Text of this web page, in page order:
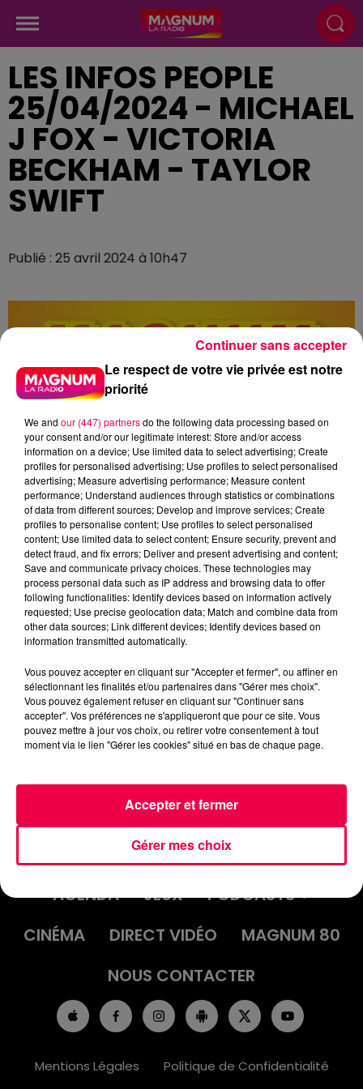
LES INFOS PEOPLE
25/04/2024 - MICHAEL
J FOX - VICTORIA
BECKHAM - TAYLOR
SWIFT
Publié : 25 avril 2024 à 10h47
podcasts/2024/04/Les-Infos-People-du-jeudi-25-
avril.mp3
INFOS
EMISSIONS
AGENDA
JEUX
PODCASTS
CINÉMA
DIRECT VIDÉO
MAGNUM 80
NOUS CONTACTER
Mentions Légales Politique de Confidentialité
Le respect de votre vie privée est notre
priorité
We and our (447) partnersdo the following data processing based on
your consent and/or our legitimate interest: Store and/or access
information on a device; Use limited data to select advertising; Create
profiles for personalised advertising; Use profiles to select personalised
advertising; Measure advertising performance; Measure content
performance; Understand audiences through statistics or combinations
of data from different sources; Develop and improve services; Create
profiles to personalise content; Use profiles to select personalised
content; Use limited data to select content; Ensure security, prevent and
detect fraud, and fix errors; Deliver and present advertising and content;
Save and communicate privacy choices. These technologies may
process personal data such as IP address and browsing data to offer
following functionalities: Identify devices based on information actively
requested; Use precise geolocation data; Match and combine data from
other data sources; Link different devices; Identify devices based on
information transmitted automatically.
Vous pouvez accepter en cliquant sur "Accepter et fermer", ou affiner en
sélectionnant les finalités et/ou partenaires dans "Gérer mes choix".
Vous pouvez également refuser en cliquant sur "Continuer sans
accepter". Vos préférences ne s'appliqueront que pour ce site. Vous
pouvez mettre à jour vos choix, ou retirer votre consentement à tout
moment via le lien "Gérer les cookies" situé en bas de chaque page.
Gérer mes choix
Accepter et fermer
Continuer sans accepter